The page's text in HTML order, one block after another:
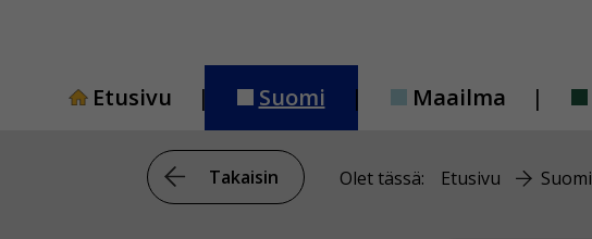
Etusivu
Suomi Maailma
Takaisin Olet tässä: Etusivu Suomi